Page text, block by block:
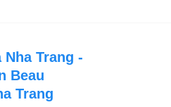
Nha Trang -
Beau
Trang